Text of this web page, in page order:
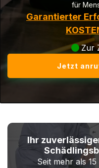
für
Garantierter
Zur
Jetzt
Ihr
Seit mehr als